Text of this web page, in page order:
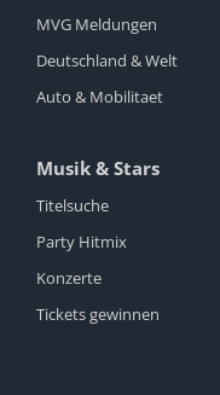
MVG Meldungen
Deutschland & Welt
Auto & Mobilitaet
Musik & Stars
Titelsuche
Party Hitmix
Konzerte
Tickets gewinnen